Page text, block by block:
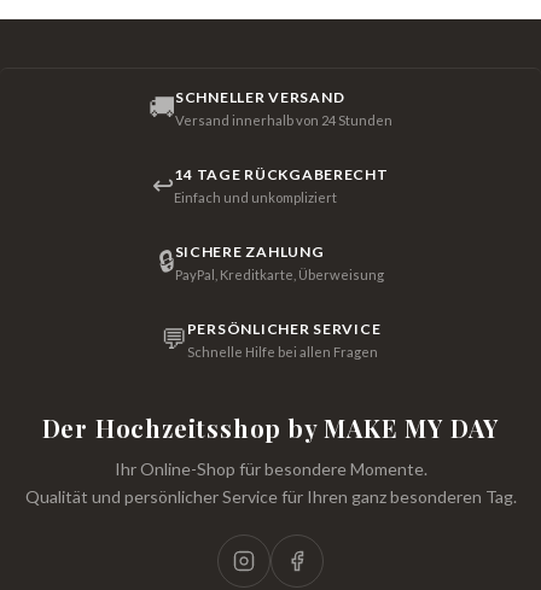
🚚SCHNELLER VERSAND
Versand innerhalb von 24 Stunden
↩14 TAGE RÜCKGABERECHT
Einfach und unkompliziert
🔒SICHERE ZAHLUNG
PayPal, Kreditkarte, Überweisung
💬 PERSÖNLICHER SERVICE
Schnelle Hilfe bei allen Fragen
Der Hochzeitsshop by MAKE MY DAY
Ihr Online-Shop für besondere Momente.
Qualität und persönlicher Service für Ihren ganz besonderen Tag.